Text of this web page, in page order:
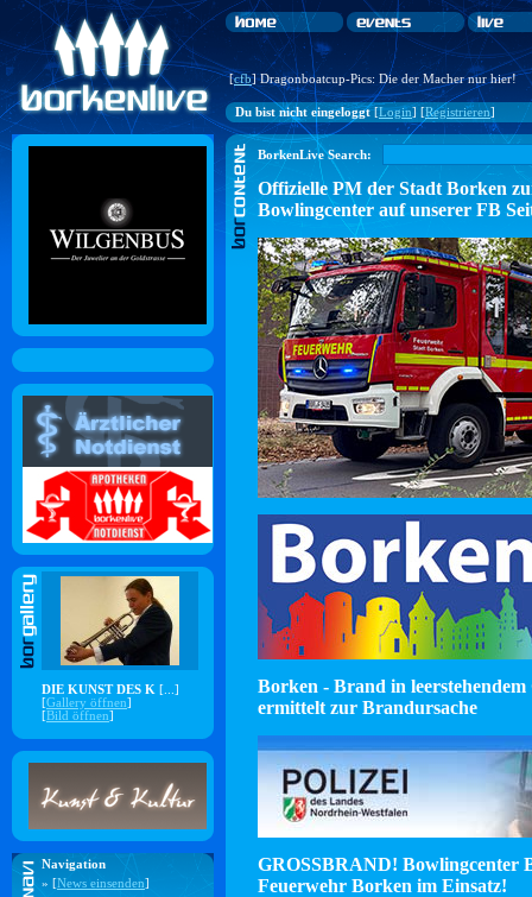
[cfb] Dragonboatcup-Pics: Die der Macher nur hier!
Du bist nicht eingeloggt[Login] [Registrieren]
DIE KUNST DES K [...]
[Gallery öffnen]
[Bild öffnen]
Navigation
» [News einsenden]
BorkenLive Search:
Offizielle PM der Stadt Borken
Bowlingcenter auf unserer FB
Borken - Brand in leerstehendem
ermittelt zur Brandursache
GROSSBRAND! Bowlingcenter
Feuerwehr Borken im Einsatz!